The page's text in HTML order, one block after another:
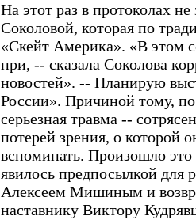
На этот раз в протоколах
Соколовой, которая по
«Скейт Америка». «В этом
при, -- сказала Соколова
новостей». -- Планирую
России». Причиной тому,
серьезная травма --
потерей зрения, о которой
вспоминать. Произошло это
явилось предпосылкой для
Алексеем Мишиным и
наставнику Виктору